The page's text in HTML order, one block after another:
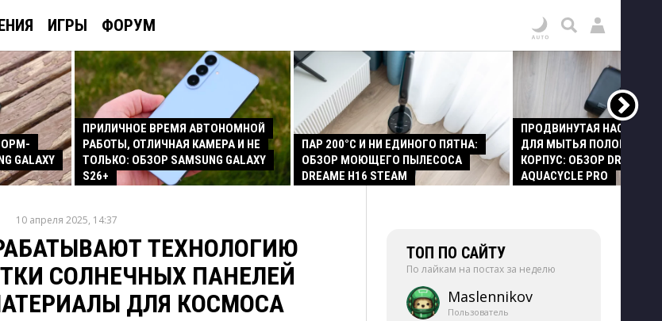
ИГРЫ ФОРУМ
GALAXY
ПРИЛИЧНОЕ ВРЕМЯ АВТОНОМНОЙ
РАБОТЫ, ОТЛИЧНАЯ КАМЕРА И НЕ
ТОЛЬКО: ОБЗОР SAMSUNG GALAXY
S26+
ПАР 200°C И НИ ЕДИНОГО ПЯТНА:
ОБЗОР МОЮЩЕГО ПЫЛЕСОСА
DREAME H16 STEAM
ПРОДВИНУТАЯ НАСАДКА
ДЛЯ МЫТЬЯ ПОЛОВ И
КОРПУС: ОБЗОР DREAME
AQUACYCLE PRO
10 апреля 2025, 14:37
ТЕХНОЛОГИЮ
СОЛНЕЧНЫХ ПАНЕЛЕЙ
ДЛЯ КОСМОСА
ТОП ПО САЙТУ
По лайкам на постах за неделю
Maslennikov
Пользователь